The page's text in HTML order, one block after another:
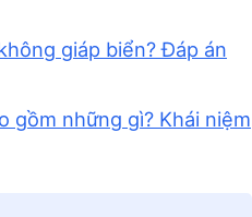
giáp biển? Đáp án
gồm những gì? Khái niệm